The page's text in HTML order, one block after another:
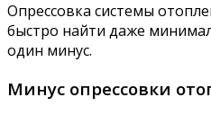
Опрессовка системы
быстро найти даже
один минус.
Минус опрессовки